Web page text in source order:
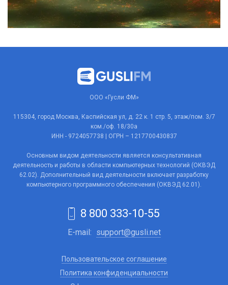
ООО «Гусли ФМ»
115304, город Москва, Каспийская ул, д. 22 к. 1 стр. 5, этаж/пом. 3/7
ком./оф. 18/30а
ИНН - 9724057738 | ОГРН – 1217700430837
Основным видом деятельности является консультативная
деятельность и работы в области компьютерных технологий (ОКВЭД
62.02). Дополнительный вид деятельности включает разработку
компьютерного программного обеспечения (ОКВЭД 62.01).
8 800 333-10-55
E-mail: support@gusli.net
Пользовательское соглашение
Политика конфиденциальности